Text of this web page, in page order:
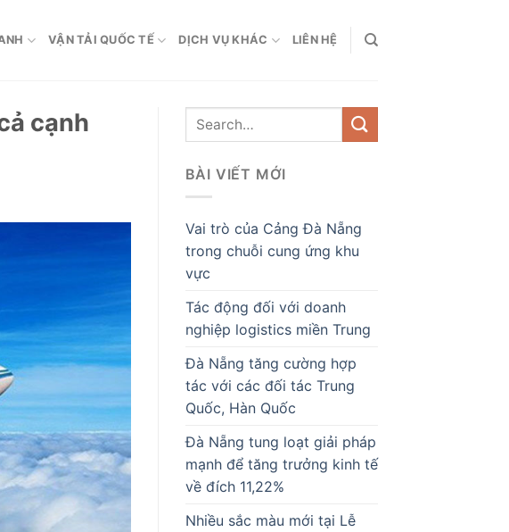
VẬN TẢI QUỐC TẾ DỊCH VỤ KHÁC LIÊN HỆ
cạnh
BÀI VIẾT MỚI
Vai trò của Cảng Đà Nẵng
trong chuỗi cung ứng khu
vực
Tác động đối với doanh
nghiệp logistics miền Trung
Đà Nẵng tăng cường hợp
tác với các đối tác Trung
Quốc, Hàn Quốc
Đà Nẵng tung loạt giải pháp
mạnh để tăng trưởng kinh tế
về đích 11,22%
Nhiều sắc màu mới tại Lễ